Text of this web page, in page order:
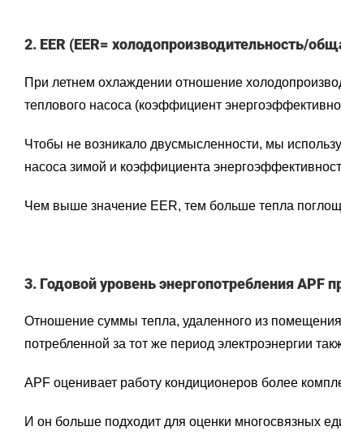
2. EER (EER= холодопроизводительность/
При летнем охлаждении отношение
теплового насоса (коэффициент
Чтобы не возникало двусмысленности, мы
насоса зимой и коэффициента
Чем выше значение EER, тем больше тепла
3. Годовой уровень энергопотребления APF
Отношение суммы тепла, удаленного из
потребленной за тот же период электроэнергии
APF оценивает работу кондиционеров более
И он больше подходит для оценки многосвязных